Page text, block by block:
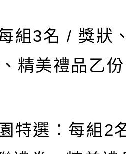
組3名 / 獎狀
精美禮品乙
特選：每組2